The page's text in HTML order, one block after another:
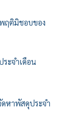
ฤติมิชอบของ
ะจำเดือน
หาพัสดุประจำ